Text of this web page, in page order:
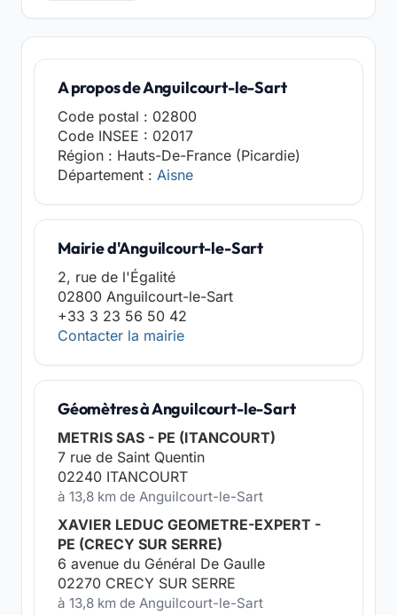
A propos de Anguilcourt-le-Sart
Code postal : 02800
Code INSEE : 02017
Région : Hauts-De-France (Picardie)
Département : Aisne
Mairie d'Anguilcourt-le-Sart
2, rue de l'Égalité
02800 Anguilcourt-le-Sart
+33 3 23 56 50 42
Contacter la mairie
Géomètres à Anguilcourt-le-Sart
METRIS SAS - PE (ITANCOURT)
7 rue de Saint Quentin
02240 ITANCOURT
à 13,8 km de Anguilcourt-le-Sart
XAVIER LEDUC GEOMETRE-EXPERT -
PE (CRECY SUR SERRE)
6 avenue du Général De Gaulle
02270 CRECY SUR SERRE
à 13,8 km de Anguilcourt-le-Sart